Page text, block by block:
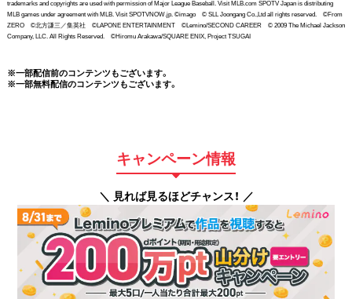
trademarks and copyrights are used with permission of Major League Baseball. Visit MLB.com SPOTV Japan is distributing
MLB games under agreement with MLB. Visit SPOTVNOW.jp. ©imago © SLL Joongang Co.,Ltd all rights reserved. ©From
ZERO ©北方謙三／集英社 ©LAPONE ENTERTAINMENT ©Lemino/SECOND CAREER © 2009 The Michael Jackson
Company, LLC. All Rights Reserved. ©Hiromu Arakawa/SQUARE ENIX, Project TSUGAI
※一部配信前のコンテンツもございます。
※一部無料配信のコンテンツもございます。
キャンペーン情報
＼ 見れば見るほどチャンス！ ／